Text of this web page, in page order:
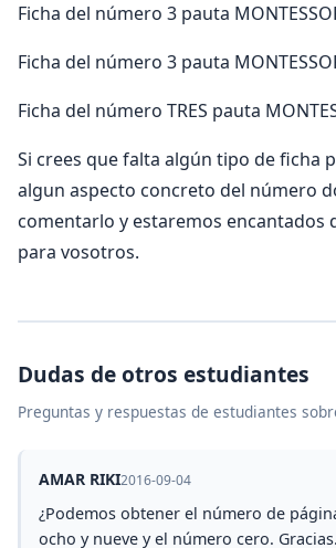
Ficha del número 3 pauta
Ficha del número 3 pauta
Ficha del número TRES pauta
Si crees que falta algún tipo de ficha
algun aspecto concreto del número
comentarlo y estaremos encantados
para vosotros.
Dudas de otros estudiantes
Preguntas y respuestas de estudiantes
AMAR RIKI2016-09-04
¿Podemos obtener el número de
ocho y nueve y el número cero. Gracias.